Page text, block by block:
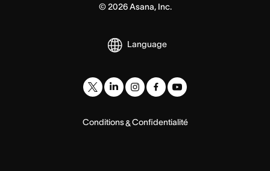
© 2026Asana, Inc.
Language
Conditions&Confidentialité